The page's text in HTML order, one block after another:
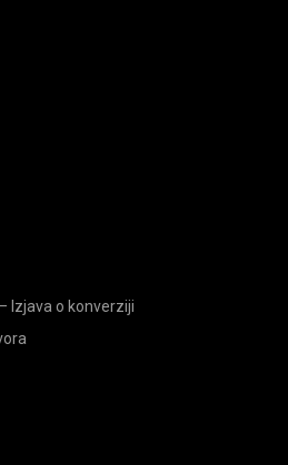
Izjava o konverziji